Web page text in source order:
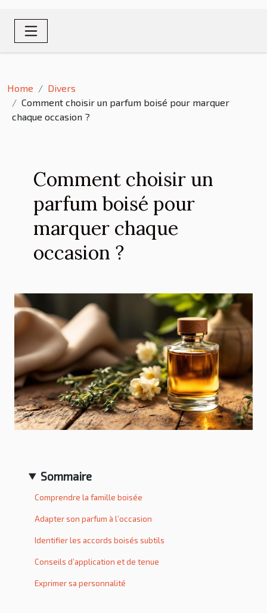
Home
Divers
Comment choisir un parfum boisé pour marquer
chaque occasion ?
Comment choisir un
parfum boisé pour
marquer chaque
occasion ?
Sommaire
Comprendre la famille boisée
Adapter son parfum à l’occasion
Identifier les accords boisés subtils
Conseils d’application et de tenue
Exprimer sa personnalité